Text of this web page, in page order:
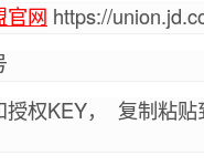
官网 https://
授权KEY， 复制粘